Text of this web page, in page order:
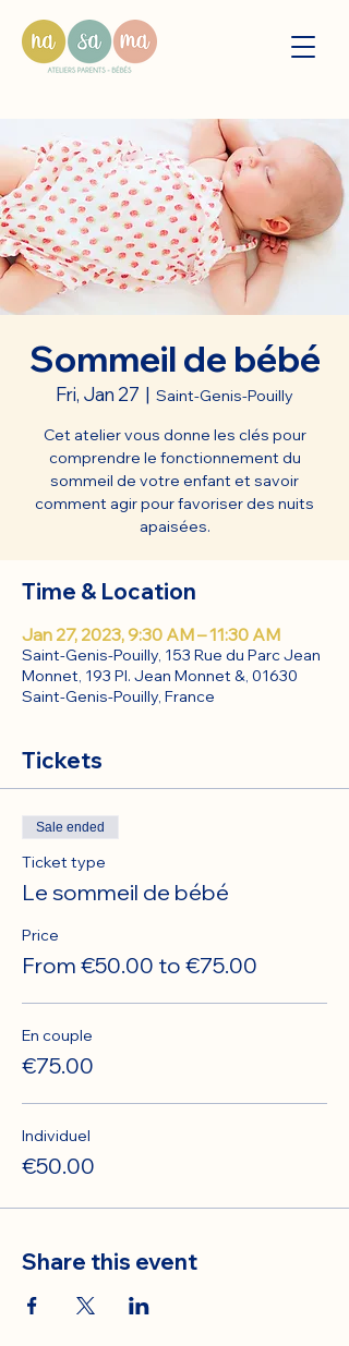
Sommeil de bébé
Fri, Jan 27
  |
Saint-Genis-Pouilly
Cet atelier vous donne les clés pour
comprendre le fonctionnement du
sommeil de votre enfant et savoir
comment agir pour favoriser des nuits
apaisées.
Time & Location
Jan 27, 2023, 9:30 AM – 11:30 AM
Saint-Genis-Pouilly, 153 Rue du Parc Jean
Monnet, 193 Pl. Jean Monnet &, 01630
Saint-Genis-Pouilly, France
Tickets
Sale ended
Ticket type
Le sommeil de bébé
Price
From €50.00 to €75.00
En couple
€75.00
Individuel
€50.00
Share this event